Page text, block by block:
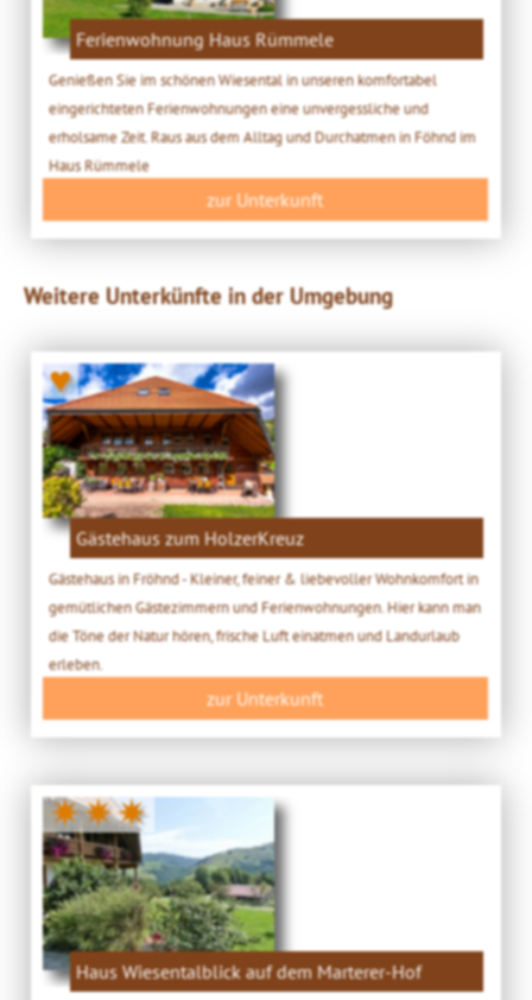
Ferienwohnung Haus Rümmele
Genießen Sie im schönen Wiesental in unseren komfortabel
eingerichteten Ferienwohnungen eine unvergessliche und
erholsame Zeit. Raus aus dem Alltag und Durchatmen in Föhnd im
Haus Rümmele
zur Unterkunft
Weitere Unterkünfte in der Umgebung
♥
Gästehaus zum HolzerKreuz
Gästehaus in Fröhnd - Kleiner, feiner & liebevoller Wohnkomfort in
gemütlichen Gästezimmern und Ferienwohnungen. Hier kann man
die Töne der Natur hören, frische Luft einatmen und Landurlaub
erleben.
zur Unterkunft
✷✷✷
Haus Wiesentalblick auf dem Marterer-Hof